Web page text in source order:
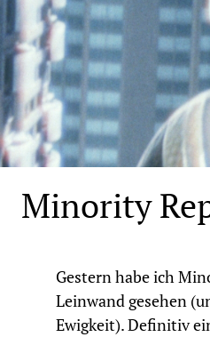
Minority
Gestern habe ich
Leinwand gesehen
Ewigkeit). Definitiv